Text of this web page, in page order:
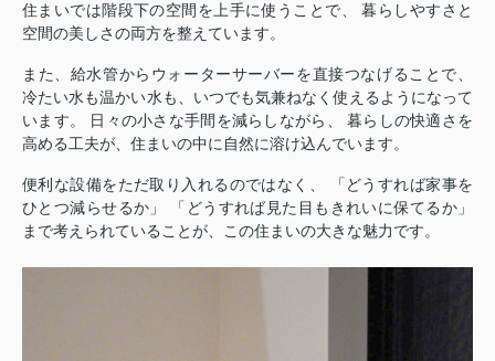
住まいでは階段下の空間を上手に使うことで、 暮らしやすさと
空間の美しさの両方を整えています。
また、給水管からウォーターサーバーを直接つなげることで、
冷たい水も温かい水も、いつでも気兼ねなく使えるようになって
います。 日々の小さな手間を減らしながら、 暮らしの快適さを
高める工夫が、住まいの中に自然に溶け込んでいます。
便利な設備をただ取り入れるのではなく、 「どうすれば家事を
ひとつ減らせるか」 「どうすれば見た目もきれいに保てるか」
まで考えられていることが、この住まいの大きな魅力です。